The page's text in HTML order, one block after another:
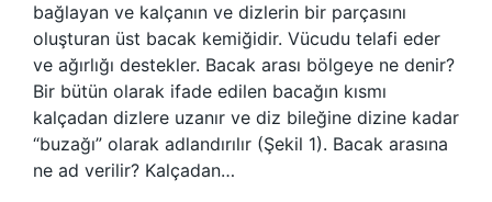
bağlayan ve kalçanın ve dizlerin bir parçasını
oluşturan üst bacak kemiğidir. Vücudu telafi eder
ve ağırlığı destekler. Bacak arası bölgeye ne denir?
Bir bütün olarak ifade edilen bacağın kısmı
kalçadan dizlere uzanır ve diz bileğine dizine kadar
“buzağı” olarak adlandırılır (Şekil 1). Bacak arasına
ne ad verilir? Kalçadan…